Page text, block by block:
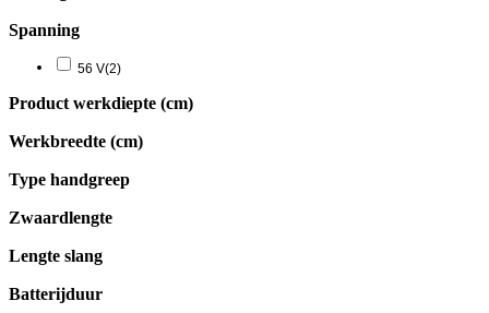
Spanning
56 V(2)
Product werkdiepte (cm)
Werkbreedte (cm)
Type handgreep
Zwaardlengte
Lengte slang
Batterijduur